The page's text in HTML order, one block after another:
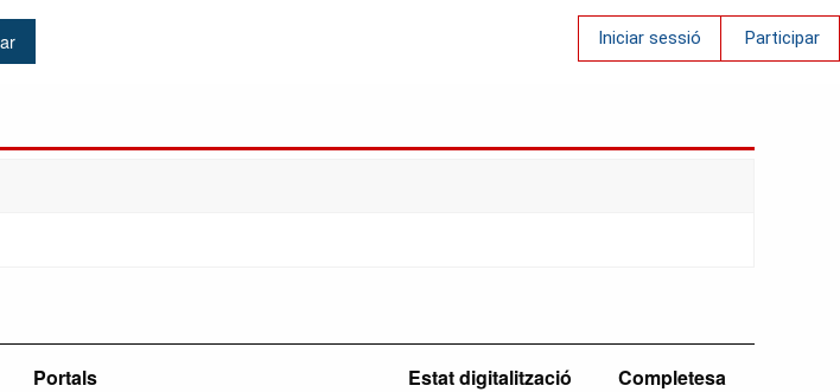
Iniciar sessió Participar
Portals Estat digitalització Completesa